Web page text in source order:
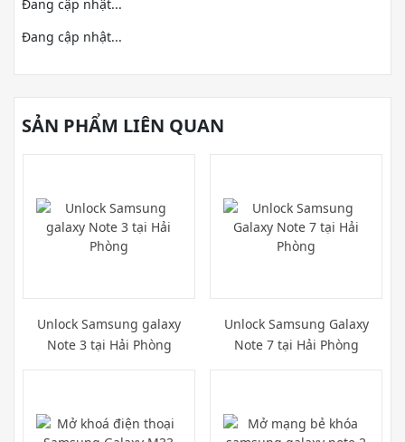
Đang cập nhật...
Đang cập nhật...
SẢN PHẨM LIÊN QUAN
Unlock Samsung galaxy
Note 3 tại Hải Phòng
Unlock Samsung Galaxy
Note 7 tại Hải Phòng